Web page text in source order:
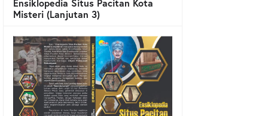
Ensiklopedia Situs Pacitan Kota
Misteri (Lanjutan 3)